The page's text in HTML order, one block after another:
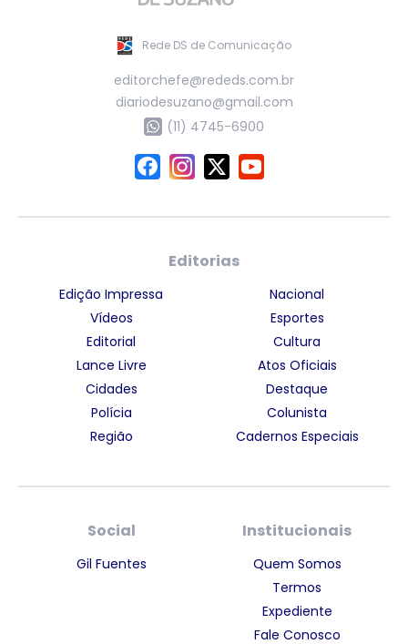
Rede DS de Comunicação
editorchefe@rededs.com.br
diariodesuzano@gmail.com
(11) 4745-6900
Editorias
Edição Impressa
Vídeos
Editorial
Lance Livre
Cidades
Polícia
Região
Nacional
Esportes
Cultura
Atos Oficiais
Destaque
Colunista
Cadernos Especiais
Social
Gil Fuentes
Institucionais
Quem Somos
Termos
Expediente
Fale Conosco